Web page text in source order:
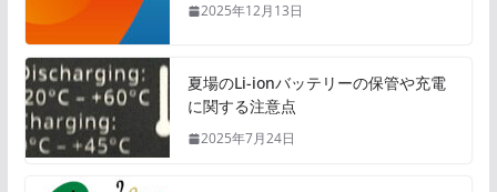
2025年12月13日
夏場のLi-ionバッテリーの保管や充電
に関する注意点
2025年7月24日